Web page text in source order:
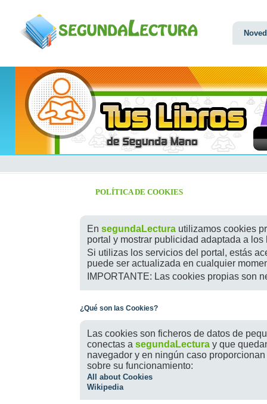
POLÍTICA DE COOKIES
En segundaLectura utilizamos cookies
portal y mostrar publicidad adaptada a
Si utilizas los servicios del portal, estás
puede ser actualizada en cualquier
IMPORTANTE: Las cookies propias son
¿Qué son las Cookies?
Las cookies son ficheros de datos de
conectas a segundaLectura y que
navegador y en ningún caso
sobre su funcionamiento:
All about Cookies
Wikipedia